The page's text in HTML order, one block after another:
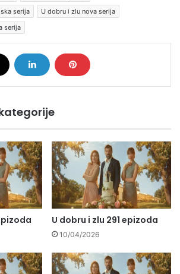
serija
U dobru i zlu nova serija
serija
U dobru i zlu 291 epizoda
10/04/2026